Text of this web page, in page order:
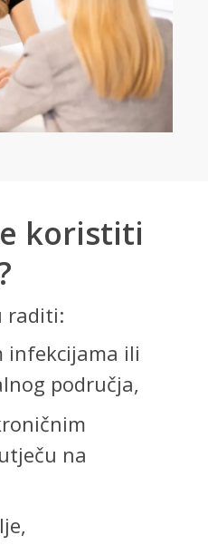
koristiti
raditi:
infekcijama ili
područja,
na